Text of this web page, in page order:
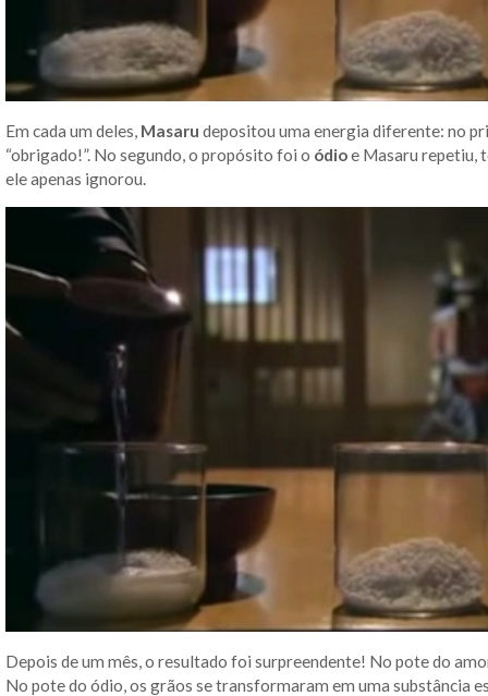
Em cada um deles, Masaru depositou uma energia diferente: no
“obrigado!”. No segundo, o propósito foi o ódioe Masaru repetiu,
ele apenas ignorou.
Depois de um mês, o resultado foi surpreendente! No pote do
No pote do ódio, os grãos se transformaram em uma substância